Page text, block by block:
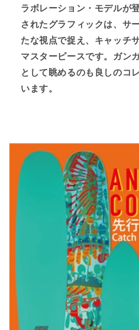
ラボレーション・モデルが
されたグラフィックは、サ
たな視点で捉え、キャッチ
マスターピースです。ガン
として眺めるのも良しのコ
います。